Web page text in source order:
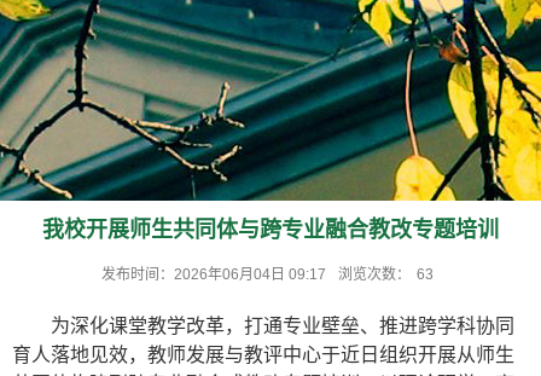
我校开展师生共同体与跨专业融合教改专题培训
发布时间：2026年06月04日 09:17 浏览次数： 63
为深化课堂教学改革，打通专业壁垒、推进跨学科协同
育人落地见效，教师发展与教评中心于近日组织开展从师生